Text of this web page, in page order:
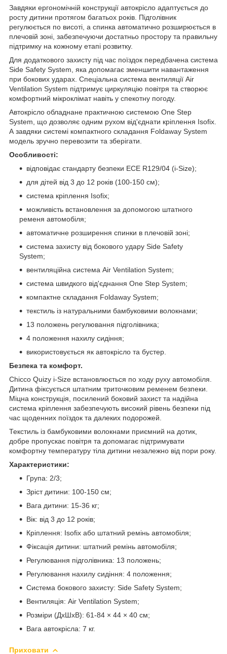
Завдяки ергономічній конструкції автокрісло адаптується до
росту дитини протягом багатьох років. Підголівник
регулюється по висоті, а спинка автоматично розширюється в
плечовій зоні, забезпечуючи достатньо простору та правильну
підтримку на кожному етапі розвитку.
Для додаткового захисту під час поїздок передбачена система
Side Safety System, яка допомагає зменшити навантаження
при бокових ударах. Спеціальна система вентиляції Air
Ventilation System підтримує циркуляцію повітря та створює
комфортний мікроклімат навіть у спекотну погоду.
Автокрісло обладнане практичною системою One Step
System, що дозволяє одним рухом від'єднати кріплення Isofix.
А завдяки системі компактного складання Foldaway System
модель зручно перевозити та зберігати.
Особливості:
відповідає стандарту безпеки ECE R129/04 (i-Size);
для дітей від 3 до 12 років (100-150 см);
система кріплення Isofix;
можливість встановлення за допомогою штатного
ременя автомобіля;
автоматичне розширення спинки в плечовій зоні;
система захисту від бокового удару Side Safety
System;
вентиляційна система Air Ventilation System;
система швидкого від'єднання One Step System;
компактне складання Foldaway System;
текстиль із натуральними бамбуковими волокнами;
13 положень регулювання підголівника;
4 положення нахилу сидіння;
використовується як автокрісло та бустер.
Безпека та комфорт.
Chicco Quizy i-Size встановлюється по ходу руху автомобіля.
Дитина фіксується штатним триточковим ременем безпеки.
Міцна конструкція, посилений боковий захист та надійна
система кріплення забезпечують високий рівень безпеки під
час щоденних поїздок та далеких подорожей.
Текстиль із бамбуковими волокнами приємний на дотик,
добре пропускає повітря та допомагає підтримувати
комфортну температуру тіла дитини незалежно від пори року.
Характеристики:
Група: 2/3;
Зріст дитини: 100-150 см;
Вага дитини: 15-36 кг;
Вік: від 3 до 12 років;
Кріплення: Isofix або штатний ремінь автомобіля;
Фіксація дитини: штатний ремінь автомобіля;
Регулювання підголівника: 13 положень;
Регулювання нахилу сидіння: 4 положення;
Система бокового захисту: Side Safety System;
Вентиляція: Air Ventilation System;
Розміри (ДхШхВ): 61-84 × 44 × 40 см;
Вага автокрісла: 7 кг.
Приховати